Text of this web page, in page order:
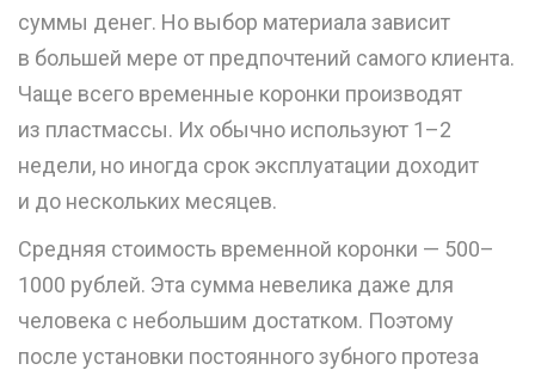
суммы денег. Но выбор материала зависит
в большей мере от предпочтений самого клиента.
Чаще всего временные коронки производят
из пластмассы. Их обычно используют 1–2
недели, но иногда срок эксплуатации доходит
и до нескольких месяцев.
Средняя стоимость временной коронки — 500–
1000 рублей. Эта сумма невелика даже для
человека с небольшим достатком. Поэтому
после установки постоянного зубного протеза